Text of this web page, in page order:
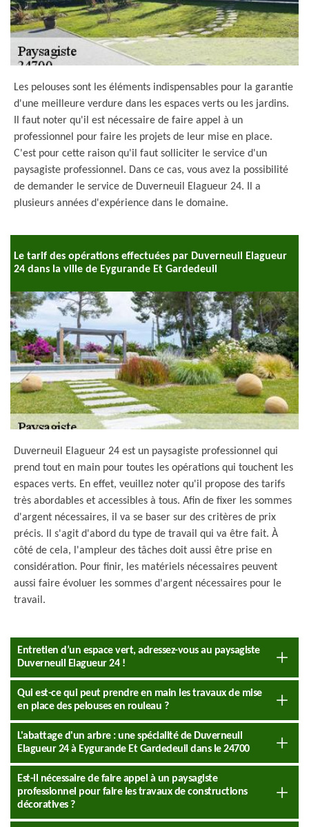
Les pelouses sont les éléments indispensables pour la garantie
d'une meilleure verdure dans les espaces verts ou les jardins.
Il faut noter qu'il est nécessaire de faire appel à un
professionnel pour faire les projets de leur mise en place.
C'est pour cette raison qu'il faut solliciter le service d'un
paysagiste professionnel. Dans ce cas, vous avez la possibilité
de demander le service de Duverneuil Elagueur 24. Il a
plusieurs années d'expérience dans le domaine.
Le tarif des opérations effectuées par Duverneuil Elagueur
24 dans la ville de Eygurande Et Gardedeuil
Duverneuil Elagueur 24 est un paysagiste professionnel qui
prend tout en main pour toutes les opérations qui touchent les
espaces verts. En effet, veuillez noter qu'il propose des tarifs
très abordables et accessibles à tous. Afin de fixer les sommes
d'argent nécessaires, il va se baser sur des critères de prix
précis. Il s'agit d'abord du type de travail qui va être fait. À
côté de cela, l'ampleur des tâches doit aussi être prise en
considération. Pour finir, les matériels nécessaires peuvent
aussi faire évoluer les sommes d'argent nécessaires pour le
travail.
Entretien d’un espace vert, adressez-vous au paysagiste
Duverneuil Elagueur 24 !
Qui est-ce qui peut prendre en main les travaux de mise
en place des pelouses en rouleau ?
L'abattage d'un arbre : une spécialité de Duverneuil
Elagueur 24 à Eygurande Et Gardedeuil dans le 24700
Est-il nécessaire de faire appel à un paysagiste
professionnel pour faire les travaux de constructions
décoratives ?